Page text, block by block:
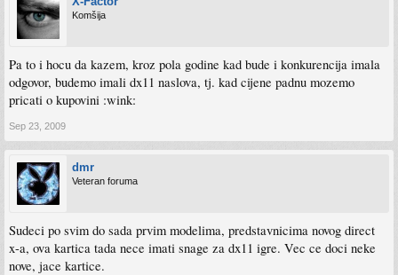
Komšija
Pa to i hocu da kazem, kroz pola godine kad bude i konkurencija imala
odgovor, budemo imali dx11 naslova, tj. kad cijene padnu mozemo
pricati o kupovini :wink:
Sep 23, 2009
dmr
Veteran foruma
Sudeci po svim do sada prvim modelima, predstavnicima novog direct
x-a, ova kartica tada nece imati snage za dx11 igre. Vec ce doci neke
nove, jace kartice.